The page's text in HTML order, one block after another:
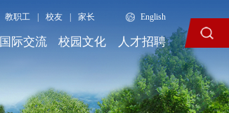
教职工 校友 家长 English
国际交流 校园文化 人才招聘